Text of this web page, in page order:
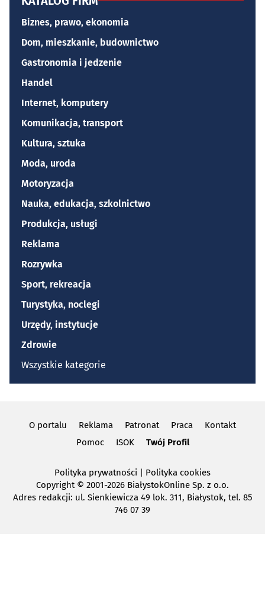
Biznes, prawo, ekonomia
Dom, mieszkanie, budownictwo
Gastronomia i jedzenie
Handel
Internet, komputery
Komunikacja, transport
Kultura, sztuka
Moda, uroda
Motoryzacja
Nauka, edukacja, szkolnictwo
Produkcja, usługi
Reklama
Rozrywka
Sport, rekreacja
Turystyka, noclegi
Urzędy, instytucje
Zdrowie
Wszystkie kategorie
O portalu Reklama Patronat Praca
Kontakt
Pomoc
ISOK Twój Profil
Polityka prywatności | Polityka cookies
Copyright© 2001-2026 BiałystokOnline Sp. z o.o.
Adres redakcji: ul. Sienkiewicza 49 lok. 311, Białystok, tel. 85
746 07 39